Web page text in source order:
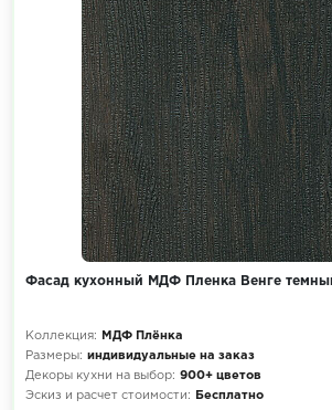
Фасад кухонный МДФ Пленка Венге
Коллекция:
МДФ Плёнка
Размеры: индивидуальные на заказ
Декоры кухни на выбор: 900+ цветов
Эскиз и расчет стоимости:
Бесплатно